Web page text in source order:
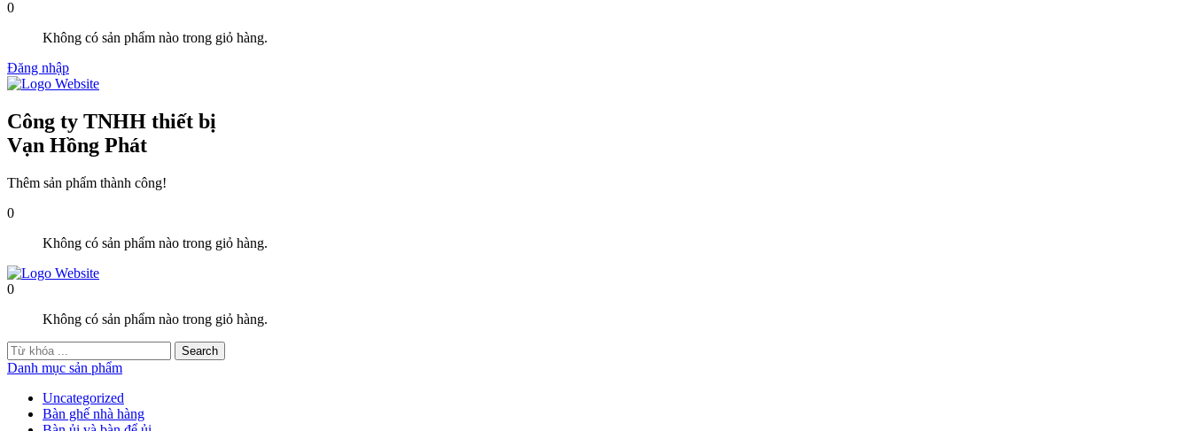
0
Không có sản phẩm nào trong giỏ hàng.
Đăng nhập
Công ty TNHH thiết bị
Vạn Hồng Phát
Thêm sản phẩm thành công!
0
Không có sản phẩm nào trong giỏ hàng.
0
Không có sản phẩm nào trong giỏ hàng.
Danh mục sản phẩm
Uncategorized
Bàn ghế nhà hàng